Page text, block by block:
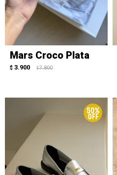
Mars Croco Plata
$ 3.900 $ 7.800